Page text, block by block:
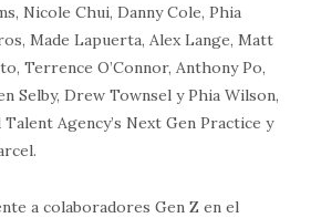
Nicole Chui, Danny Cole, Phia
Made Lapuerta, Alex Lange, Matt
Terrence O’Connor, Anthony Po,
Selby, Drew Townsel y Phia Wilson,
Agency’s Next Gen Practice y
a colaboradores Gen Z en el